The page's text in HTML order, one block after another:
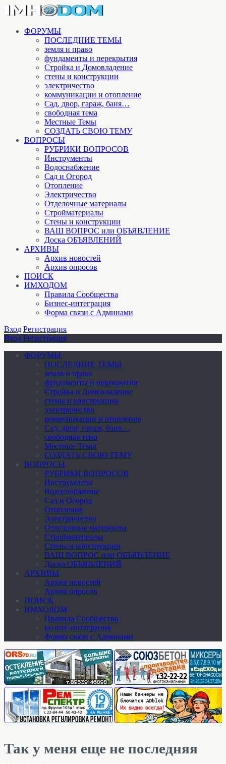
ФОРУМЫ
ПОСЛЕДНИЕ ТЕМЫ
земля и право
фундаменты и перекрытия
Стройка и Домовладение
стены и конструкции
электричество
коммуникации и отопление
Cад, двор, гараж, баня…
свободная тема
Местные Темы
СОЗДАТЬ СВОЮ ТЕМУ
ВОПРОСЫ
РУБРИКИ ВОПРОСОВ
Инструменты
Водоснабжение
Сад и Огород
Отопление
Электричество
Отделочные материалы
Стройматериалы
Стены и конструкции
ВАШ ВОПРОС или ОБЪЯВЛЕНИЕ
Доска ОБЪЯВЛЕНИЙ
АРХИВЫ
Архив новостей
Архив опросов
ПОИСК
ИМХОДОМ
Правила Сообщества
Бизнес-интеграция
Форма связи с Админами
Вход Регистрация
Вход Регистрация
ФОРУМЫ
ПОСЛЕДНИЕ ТЕМЫ
земля и право
фундаменты и перекрытия
Стройка и Домовладение
стены и конструкции
электричество
коммуникации и отопление
Cад, двор, гараж, баня…
свободная тема
Местные Темы
СОЗДАТЬ СВОЮ ТЕМУ
ВОПРОСЫ
РУБРИКИ ВОПРОСОВ
Инструменты
Водоснабжение
Сад и Огород
Отопление
Электричество
Отделочные материалы
Стройматериалы
Стены и конструкции
ВАШ ВОПРОС или ОБЪЯВЛЕНИЕ
Доска ОБЪЯВЛЕНИЙ
АРХИВЫ
Архив новостей
Архив опросов
ПОИСК
ИМХОДОМ
Правила Сообщества
Бизнес-интеграция
Форма связи с Админами
Так у меня еще не последняя